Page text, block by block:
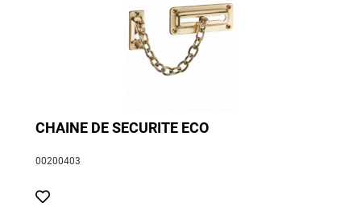
CHAINE DE SECURITE ECO
00200403